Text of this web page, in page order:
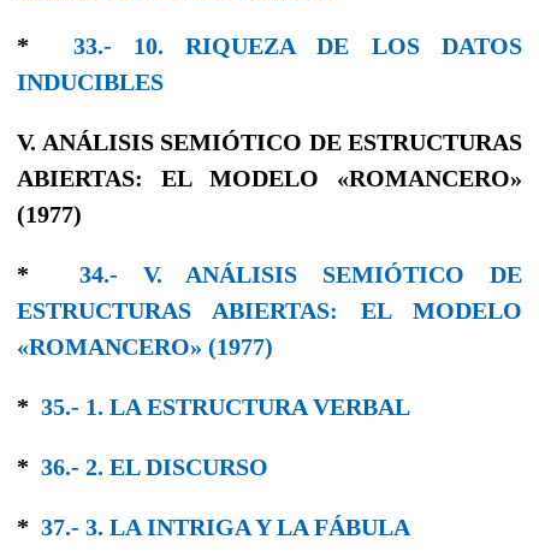
* 33.- 10. RIQUEZA DE LOS DATOS
INDUCIBLES
V. ANÁLISIS SEMIÓTICO DE ESTRUCTURAS
ABIERTAS: EL MODELO «ROMANCERO»
(1977)
* 34.- V. ANÁLISIS SEMIÓTICO DE
ESTRUCTURAS ABIERTAS: EL MODELO
«ROMANCERO» (1977)
* 35.- 1. LA ESTRUCTURA VERBAL
* 36.- 2. EL DISCURSO
* 37.- 3. LA INTRIGA Y LA FÁBULA